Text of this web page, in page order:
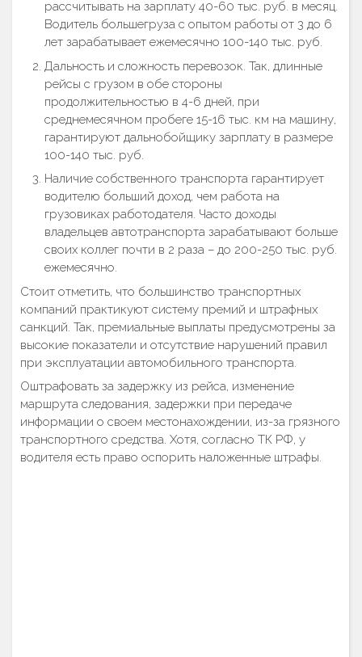
рассчитывать на зарплату 40-60 тыс. руб. в месяц.
Водитель большегруза с опытом работы от 3 до 6
лет зарабатывает ежемесячно 100-140 тыс. руб.
Дальность и сложность перевозок. Так, длинные
рейсы с грузом в обе стороны
продолжительностью в 4-6 дней, при
среднемесячном пробеге 15-16 тыс. км на машину,
гарантируют дальнобойщику зарплату в размере
100-140 тыс. руб.
Наличие собственного транспорта гарантирует
водителю больший доход, чем работа на
грузовиках работодателя. Часто доходы
владельцев автотранспорта зарабатывают больше
своих коллег почти в 2 раза – до 200-250 тыс. руб.
ежемесячно.
Стоит отметить, что большинство транспортных
компаний практикуют систему премий и штрафных
санкций. Так, премиальные выплаты предусмотрены за
высокие показатели и отсутствие нарушений правил
при эксплуатации автомобильного транспорта.
Оштрафовать за задержку из рейса, изменение
маршрута следования, задержки при передаче
информации о своем местонахождении, из-за грязного
транспортного средства. Хотя, согласно ТК РФ, у
водителя есть право оспорить наложенные штрафы.